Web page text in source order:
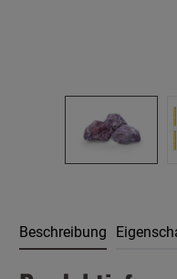
Beschreibung